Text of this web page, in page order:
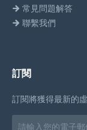
常見問題解答
聯繫我們
訂閱
訂閱將獲得最新的
Email